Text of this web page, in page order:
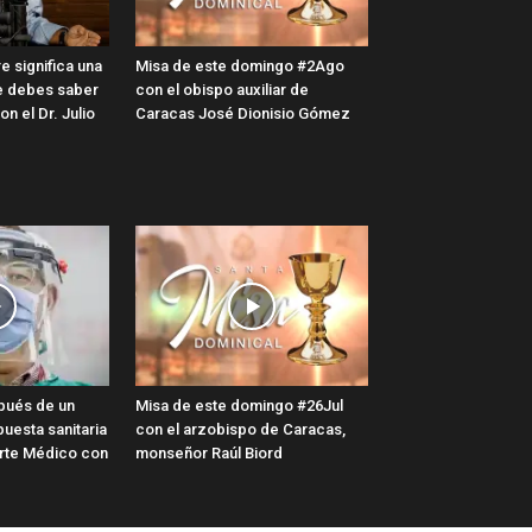
significa una
debes saber
el Dr. Julio
Misa de este domingo #2Ago
con el obispo auxiliar de
Caracas José Dionisio Gómez
de un
sanitaria
Médico con
Misa de este domingo #26Jul
con el arzobispo de Caracas,
monseñor Raúl Biord